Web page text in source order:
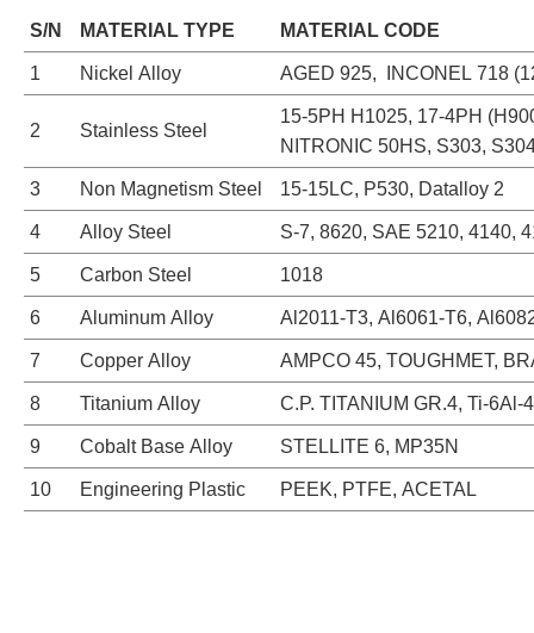
S/N MATERIAL TYPE MATERIAL CODE
1 Nickel Alloy AGED 925, INCONEL 718
2 Stainless Steel
15-5PH H1025, 17-4PH
NITRONIC 50HS, S303,
3 Non Magnetism Steel 15-15LC, P530, Datalloy 2
4 Alloy Steel S-7, 8620, SAE 5210, 4140,
5 Carbon Steel 1018
6 Aluminum Alloy Al2011-T3, Al6061-T6,
7 Copper Alloy AMPCO 45, TOUGHMET,
8 Titanium Alloy C.P. TITANIUM GR.4, Ti-6Al-
9 Cobalt Base Alloy STELLITE 6, MP35N
10 Engineering Plastic PEEK, PTFE, ACETAL